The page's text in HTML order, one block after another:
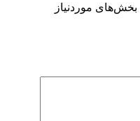
بخش‌های موردنیاز